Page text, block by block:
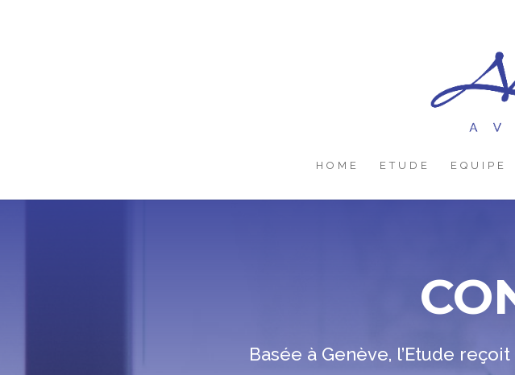
HOME ETUDE EQUIPE
Basée à Genève, l’Etude